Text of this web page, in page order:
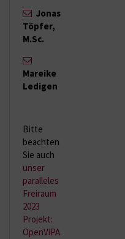
Jonas
Töpfer,
M.Sc.
Mareike
Ledigen
Bitte
beachten
Sie auch
unser
paralleles
Freiraum
2023
Projekt:
OpenViPA.